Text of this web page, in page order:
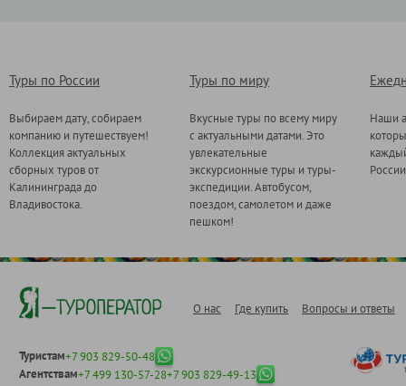
Туры по России
Выбираем дату, собираем
компанию и путешествуем!
Коллекция актуальных
сборных туров от
Калининграда до
Владивостока.
Туры по миру
Вкусные туры по всему миру
с актуальными датами. Это
увлекательные
экскурсионные туры и туры-
экспедиции. Автобусом,
поездом, самолетом и даже
пешком!
Наши
О нас Где купить Вопросы и ответы
Туристам+7 903 829-50-48
Агентствам+7 499 130-57-28+7 903 829-49-13